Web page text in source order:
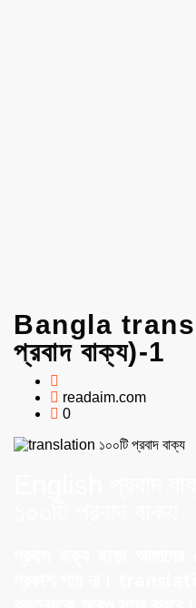
Bangla
প্রবাদ বাক্য)-1
readaim.com
0